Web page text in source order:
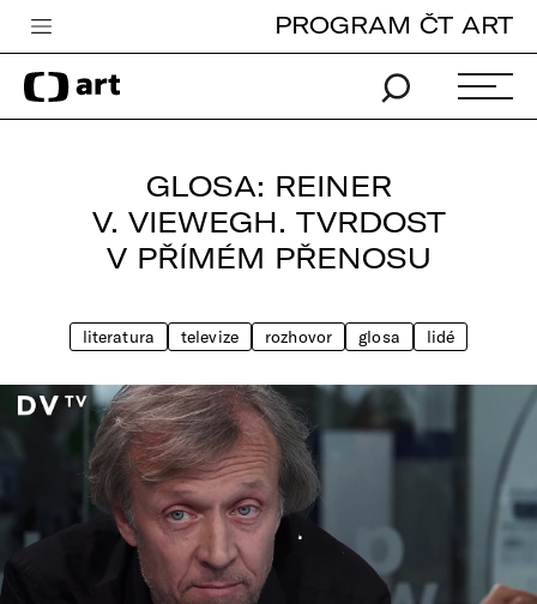
Česká televize
Zpravodajství
TV program
Vše o ČT
PROGRAM ČT ART
GLOSA: REINER
V. VIEWEGH. TVRDOST
V PŘÍMÉM PŘENOSU
literatura televize rozhovor glosa lidé